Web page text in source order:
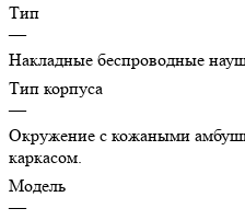
Тип
—
Накладные беспроводные
Тип корпуса
—
Окружение с кожаными
каркасом.
Модель
—